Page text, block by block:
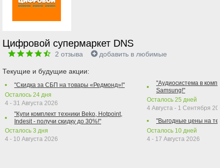
Цифровой супермаркет DNS
2 отзыва добавить в любимые
Текущие и будущие акции:
"Скидка за СБП на товары «Редмонд»!"
Осталось 24 дня
4 - 31 Августа 2026
"Купи комплект техники Beko, Hotpoint,
Indesit - получи скидку до 30%!"
Осталось 3 дня
4 - 10 Августа 2026
"Аудиосистема в
Samsung!"
Осталось 25 дней
4 Августа - 1 Сентября
"Выгодные цены на
Осталось 10 дней
4 - 17 Августа 2026